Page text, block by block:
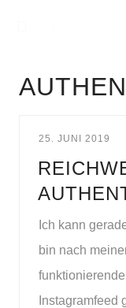
25. JUNI 2019
Ich kann
bin nach
Instagramfeed